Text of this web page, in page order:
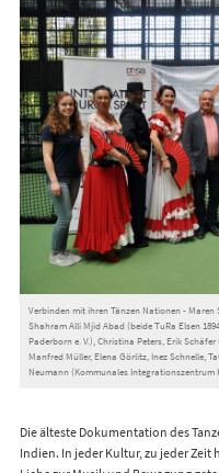
Verbinden mit ihren Tänzen Nationen - Maren
Shahram Alli Mjid Abad (beide TuRa Elsen
Paderborn e. V.), Christina Peters, Erik
Manfred Müller, Elena Görlitz, Inez Schnelle,
Neumann (Kommunales Integrationszentrum
Die älteste Dokumentation des
Indien. In jeder Kultur, zu jeder